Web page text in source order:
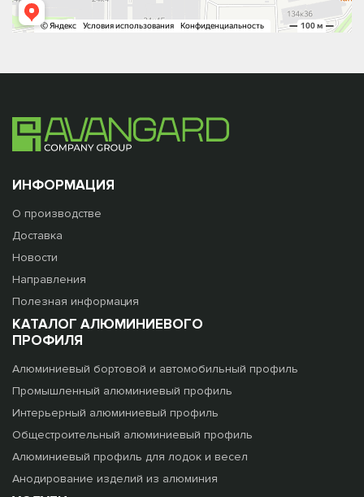
ИНФОРМАЦИЯ
О производстве
Доставка
Новости
Направления
Полезная информация
КАТАЛОГ АЛЮМИНИЕВОГО
ПРОФИЛЯ
Алюминиевый бортовой и автомобильный профиль
Промышленный алюминиевый профиль
Интерьерный алюминиевый профиль
Общестроительный алюминиевый профиль
Алюминиевый профиль для лодок и весел
Анодирование изделий из алюминия